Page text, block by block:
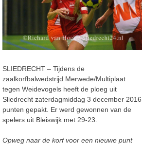
SLIEDRECHT – Tijdens de
zaalkorfbalwedstrijd Merwede/Multiplaat
tegen Weidevogels heeft de ploeg uit
Sliedrecht zaterdagmiddag 3 december 2016
punten gepakt. Er werd gewonnen van de
spelers uit Bleiswijk met 29-23.
Opweg naar de korf voor een nieuwe punt